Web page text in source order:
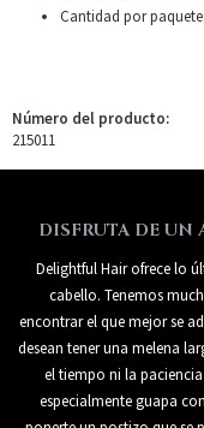
Cantidad por
Número del producto:
215011
DISFRUTA DE UN
Delightful Hair ofrece lo
cabello. Tenemos
encontrar el que mejor se
desean tener una melena
el tiempo ni la paciencia
especialmente guapa